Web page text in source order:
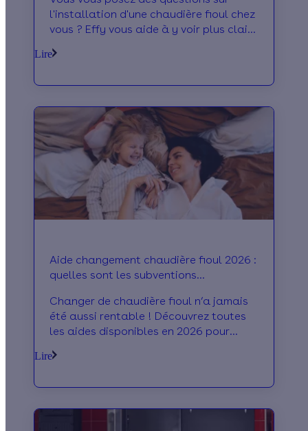
l'installation d'une chaudière fioul chez
vous ? Effy vous aide à y voir plus clair
choix.
Lire
Aide changement chaudière fioul 2026 :
quelles sont les subventions
Changer de chaudière fioul n’a jamais
été aussi rentable ! Découvrez toutes
les aides disponibles en 2026 pour
réaliser d’importantes économies
Lire